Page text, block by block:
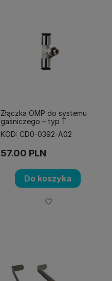
Złączka OMP do systemu
gaśniczego – typ T
KOD: CD0-0392-A02
57.00 PLN
Do koszyka